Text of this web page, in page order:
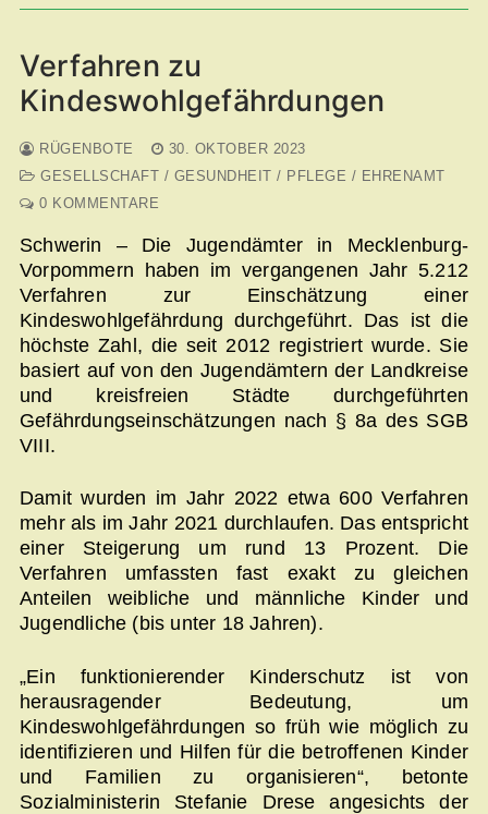
Verfahren zu
Kindeswohlgefährdungen
RÜGENBOTE
30. OKTOBER 2023
GESELLSCHAFT / GESUNDHEIT / PFLEGE / EHRENAMT
0 KOMMENTARE
Schwerin – Die Jugendämter in Mecklenburg-
Vorpommern haben im vergangenen Jahr 5.212
Verfahren zur Einschätzung einer
Kindeswohlgefährdung durchgeführt. Das ist die
höchste Zahl, die seit 2012 registriert wurde. Sie
basiert auf von den Jugendämtern der Landkreise
und kreisfreien Städte durchgeführten
Gefährdungseinschätzungen nach § 8a des SGB
VIII.
Damit wurden im Jahr 2022 etwa 600 Verfahren
mehr als im Jahr 2021 durchlaufen. Das entspricht
einer Steigerung um rund 13 Prozent. Die
Verfahren umfassten fast exakt zu gleichen
Anteilen weibliche und männliche Kinder und
Jugendliche (bis unter 18 Jahren).
„Ein funktionierender Kinderschutz ist von
herausragender Bedeutung, um
Kindeswohlgefährdungen so früh wie möglich zu
identifizieren und Hilfen für die betroffenen Kinder
und Familien zu organisieren“, betonte
Sozialministerin Stefanie Drese angesichts der